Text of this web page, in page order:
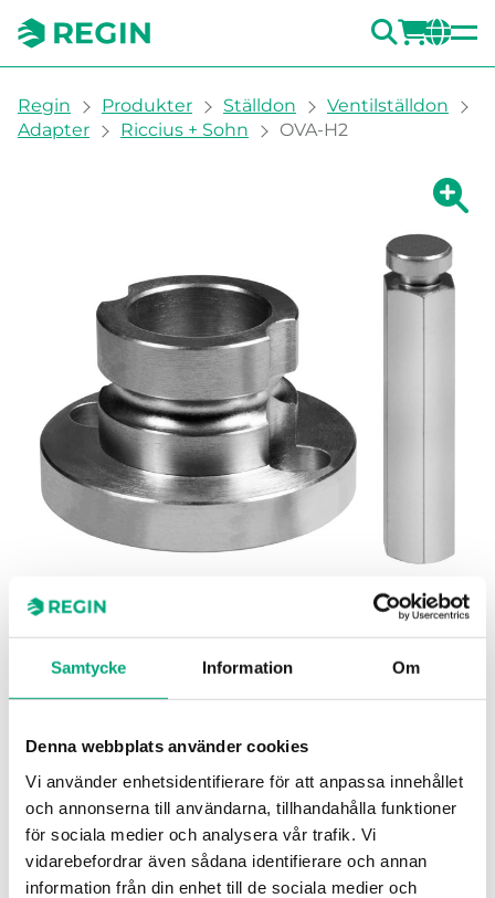
Samtycke Information Om
Denna webbplats använder cookies
Vi använder enhetsidentifierare för att anpassa innehållet
och annonserna till användarna, tillhandahålla funktioner
för sociala medier och analysera vår trafik. Vi
vidarebefordrar även sådana identifierare och annan
information från din enhet till de sociala medier och
SÖK
You are here:
Regin Produkter Ställdon
Ventilställdon
Adapter
Riccius + Sohn OVA-H2
Visa
REGIN
OVA-H2
Adaptersats för anpassning av Regins RVA-ställdon
till ventiler av fabrikat Riccius + Sohn.